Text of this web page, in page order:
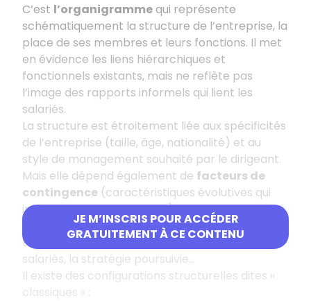
JE M’INSCRIS POUR ACCÉDER
GRATUITEMENT À CE CONTENU
C’est l’organigrammequi représente
schématiquement la structure de l’entreprise, la
place de ses membres et leurs fonctions. Il met
en évidence les liens hiérarchiques et
fonctionnels existants, mais ne reflète pas
l’image des rapports informels qui lient les
salariés.
La structure est étroitement liée aux spécificités
de l’entreprise (taille, âge, nationalité) et au
style de management souhaité par le dirigeant.
Mais elle dépend également de facteurs de
contingence (caractéristiques évolutives qui
influencent les entreprises) comme : l’instabilité
de l’environnement, les innovations
technologiques, les nouvelles exigences des
salariés, la stratégie poursuivie…
Il existe des configurations structurelles dites «
classiques » :